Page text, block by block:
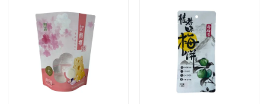
Visite d'usine
Contrôle de qualité